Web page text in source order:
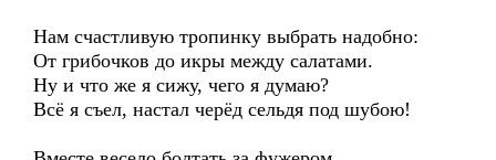
Нам счастливую тропинку выбрать надобно:
От грибочков до икры между салатами.
Ну и что же я сижу, чего я думаю?
Всё я съел, настал черёд сельдя под шубою!